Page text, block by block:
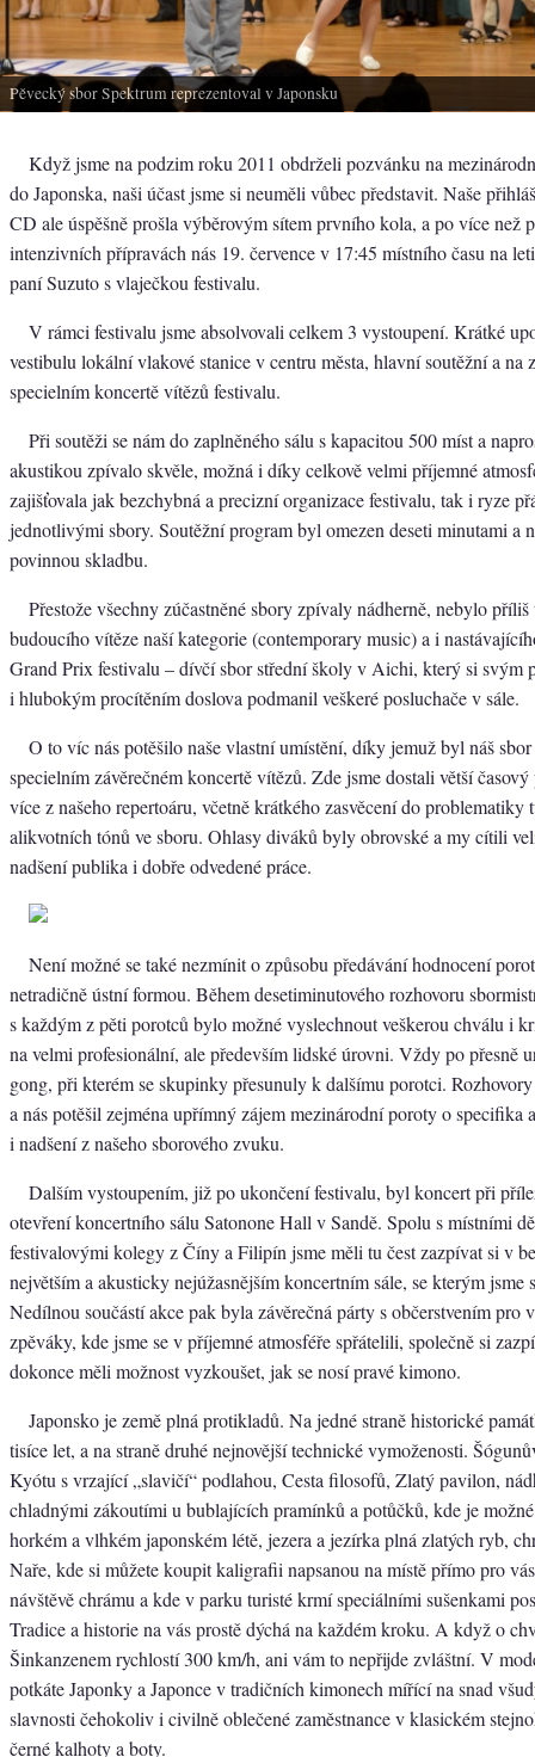
Pěvecký sbor Spektrum reprezentoval v Japonsku
Když jsme na podzim roku 2011 obdrželi pozvánku na
do Japonska, naši účast jsme si neuměli vůbec představit. Naše
CD ale úspěšně prošla výběrovým sítem prvního kola, a po více než
intenzivních přípravách nás 19. července v 17:45 místního času na
paní Suzuto s vlaječkou festivalu.
V rámci festivalu jsme absolvovali celkem 3 vystoupení. Krátké
vestibulu lokální vlakové stanice v centru města, hlavní soutěžní a na
specielním koncertě vítězů festivalu.
Při soutěži se nám do zaplněného sálu s kapacitou 500 míst a
akustikou zpívalo skvěle, možná i díky celkově velmi příjemné
zajišťovala jak bezchybná a precizní organizace festivalu, tak i ryze
jednotlivými sbory. Soutěžní program byl omezen deseti minutami a
povinnou skladbu.
Přestože všechny zúčastněné sbory zpívaly nádherně, nebylo
budoucího vítěze naší kategorie (contemporary music) a i
Grand Prix festivalu – dívčí sbor střední školy v Aichi, který si svým
i hlubokým procítěním doslova podmanil veškeré posluchače v sále.
O to víc nás potěšilo naše vlastní umístění, díky jemuž byl náš
specielním závěrečném koncertě vítězů. Zde jsme dostali větší časový
více z našeho repertoáru, včetně krátkého zasvěcení do
alikvotních tónů ve sboru. Ohlasy diváků byly obrovské a my cítili
nadšení publika i dobře odvedené práce.
Není možné se také nezmínit o způsobu předávání hodnocení
netradičně ústní formou. Během desetiminutového rozhovoru
s každým z pěti porotců bylo možné vyslechnout veškerou chválu i
na velmi profesionální, ale především lidské úrovni. Vždy po přesně
gong, při kterém se skupinky přesunuly k dalšímu porotci.
a nás potěšil zejména upřímný zájem mezinárodní poroty o specifika
i nadšení z našeho sborového zvuku.
Dalším vystoupením, již po ukončení festivalu, byl koncert při
otevření koncertního sálu Satonone Hall v Sandě. Spolu s místními
festivalovými kolegy z Číny a Filipín jsme měli tu čest zazpívat si v
největším a akusticky nejúžasnějším koncertním sále, se kterým jsme
Nedílnou součástí akce pak byla závěrečná párty s občerstvením pro
zpěváky, kde jsme se v příjemné atmosféře spřátelili, společně si
dokonce měli možnost vyzkoušet, jak se nosí pravé kimono.
Japonsko je země plná protikladů. Na jedné straně historické
tisíce let, a na straně druhé nejnovější technické vymoženosti.
Kyótu s vrzající „slavičí“ podlahou, Cesta filosofů, Zlatý pavilon,
chladnými zákoutími u bublajících pramínků a potůčků, kde je
horkém a vlhkém japonském létě, jezera a jezírka plná zlatých ryb,
Naře, kde si můžete koupit kaligrafii napsanou na místě přímo pro
návštěvě chrámu a kde v parku turisté krmí speciálními sušenkami
Tradice a historie na vás prostě dýchá na každém kroku. A když o
Šinkanzenem rychlostí 300 km/h, ani vám to nepřijde zvláštní. V
potkáte Japonky a Japonce v tradičních kimonech mířící na snad
slavnosti čehokoliv i civilně oblečené zaměstnance v klasickém
černé kalhoty a boty.